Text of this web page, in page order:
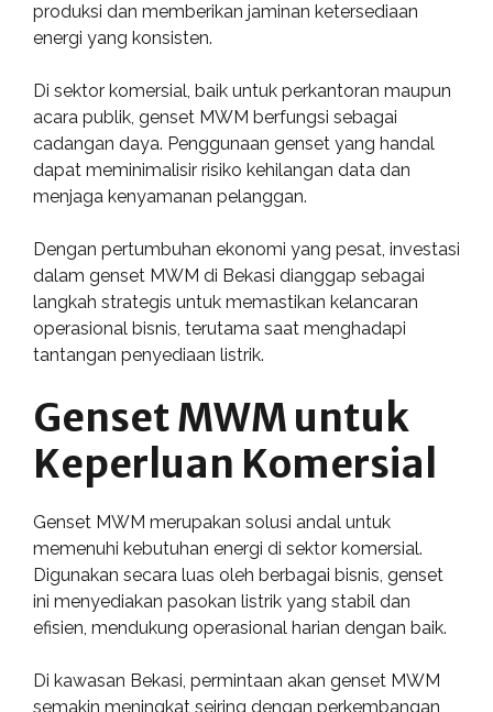
produksi dan memberikan jaminan ketersediaan
energi yang konsisten.
Di sektor komersial, baik untuk perkantoran maupun
acara publik, genset MWM berfungsi sebagai
cadangan daya. Penggunaan genset yang handal
dapat meminimalisir risiko kehilangan data dan
menjaga kenyamanan pelanggan.
Dengan pertumbuhan ekonomi yang pesat, investasi
dalam genset MWM di Bekasi dianggap sebagai
langkah strategis untuk memastikan kelancaran
operasional bisnis, terutama saat menghadapi
tantangan penyediaan listrik.
Genset MWM untuk
Keperluan Komersial
Genset MWM merupakan solusi andal untuk
memenuhi kebutuhan energi di sektor komersial.
Digunakan secara luas oleh berbagai bisnis, genset
ini menyediakan pasokan listrik yang stabil dan
efisien, mendukung operasional harian dengan baik.
Di kawasan Bekasi, permintaan akan genset MWM
semakin meningkat seiring dengan perkembangan